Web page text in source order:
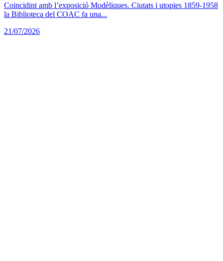
Coincidint amb l’exposició Modèliques. Ciutats i utopies 1859-1958
la Biblioteca del COAC fa una...
21/07/2026